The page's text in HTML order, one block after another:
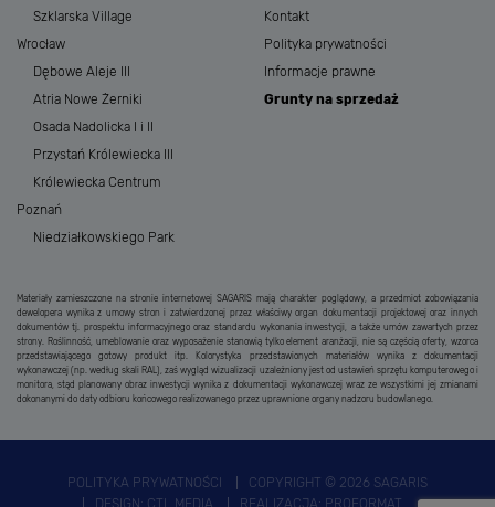
Szklarska Village
Wrocław
Dębowe Aleje III
Atria Nowe Żerniki
Osada Nadolicka I i II
Przystań Królewiecka III
Królewiecka Centrum
Poznań
Niedziałkowskiego Park
Kontakt
Polityka prywatności
Informacje prawne
Grunty na sprzedaż
Materiały zamieszczone na stronie internetowej SAGARIS mają charakter poglądowy, a przedmiot zobowiązania
dewelopera wynika z umowy stron i zatwierdzonej przez właściwy organ dokumentacji projektowej oraz innych
dokumentów tj. prospektu informacyjnego oraz standardu wykonania inwestycji, a także umów zawartych przez
strony. Roślinność, umeblowanie oraz wyposażenie stanowią tylko element aranżacji, nie są częścią oferty, wzorca
przedstawiającego gotowy produkt itp. Kolorystyka przedstawionych materiałów wynika z dokumentacji
wykonawczej (np. według skali RAL), zaś wygląd wizualizacji uzależniony jest od ustawień sprzętu komputerowego i
monitora, stąd planowany obraz inwestycji wynika z dokumentacji wykonawczej wraz ze wszystkimi jej zmianami
dokonanymi do daty odbioru końcowego realizowanego przez uprawnione organy nadzoru budowlanego.
POLITYKA PRYWATNOŚCI
COPYRIGHT © 2026 SAGARIS
DESIGN: CTL MEDIA REALIZACJA: PROFORMAT